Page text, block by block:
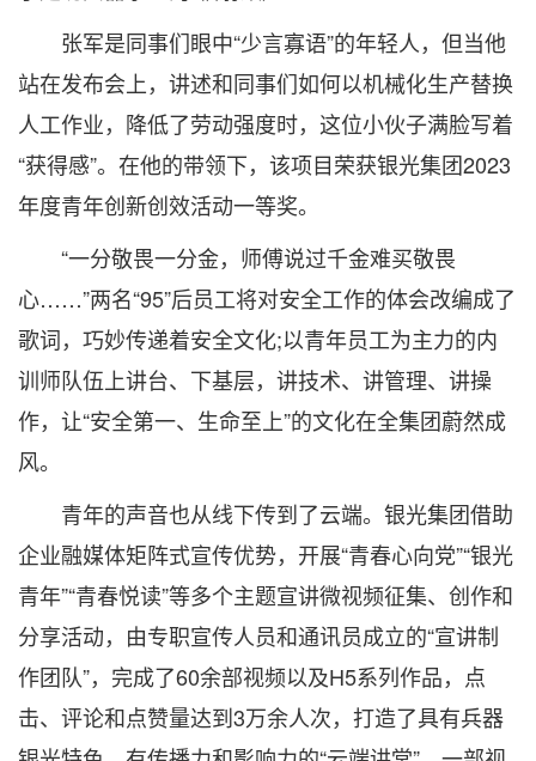
张军是同事们眼中“少言寡语”的年轻人，但当他
站在发布会上，讲述和同事们如何以机械化生产替换
人工作业，降低了劳动强度时，这位小伙子满脸写着
“获得感”。在他的带领下，该项目荣获银光集团2023
年度青年创新创效活动一等奖。
“一分敬畏一分金，师傅说过千金难买敬畏
心……”两名“95”后员工将对安全工作的体会改编成了
歌词，巧妙传递着安全文化;以青年员工为主力的内
训师队伍上讲台、下基层，讲技术、讲管理、讲操
作，让“安全第一、生命至上”的文化在全集团蔚然成
风。
青年的声音也从线下传到了云端。银光集团借助
企业融媒体矩阵式宣传优势，开展“青春心向党”“银光
青年”“青春悦读”等多个主题宣讲微视频征集、创作和
分享活动，由专职宣传人员和通讯员成立的“宣讲制
作团队”，完成了60余部视频以及H5系列作品，点
击、评论和点赞量达到3万余人次，打造了具有兵器